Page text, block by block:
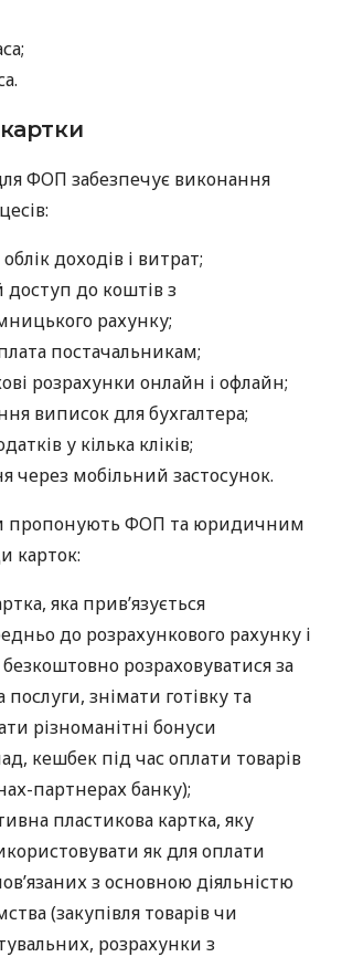
ФОП забезпечує виконання
доходів і витрат;
до коштів з
рахунку;
постачальникам;
розрахунки онлайн і офлайн;
виписок для бухгалтера;
у кілька кліків;
через мобільний застосунок.
пропонують ФОП та юридичним
карток:
яка прив’язується
до розрахункового рахунку і
розраховуватися за
послуги, знімати готівку та
різноманітні бонуси
кешбек під час оплати товарів
партнерах банку);
пластикова картка, яку
як для оплати
з основною діяльністю
(закупівля товарів чи
розрахунки з